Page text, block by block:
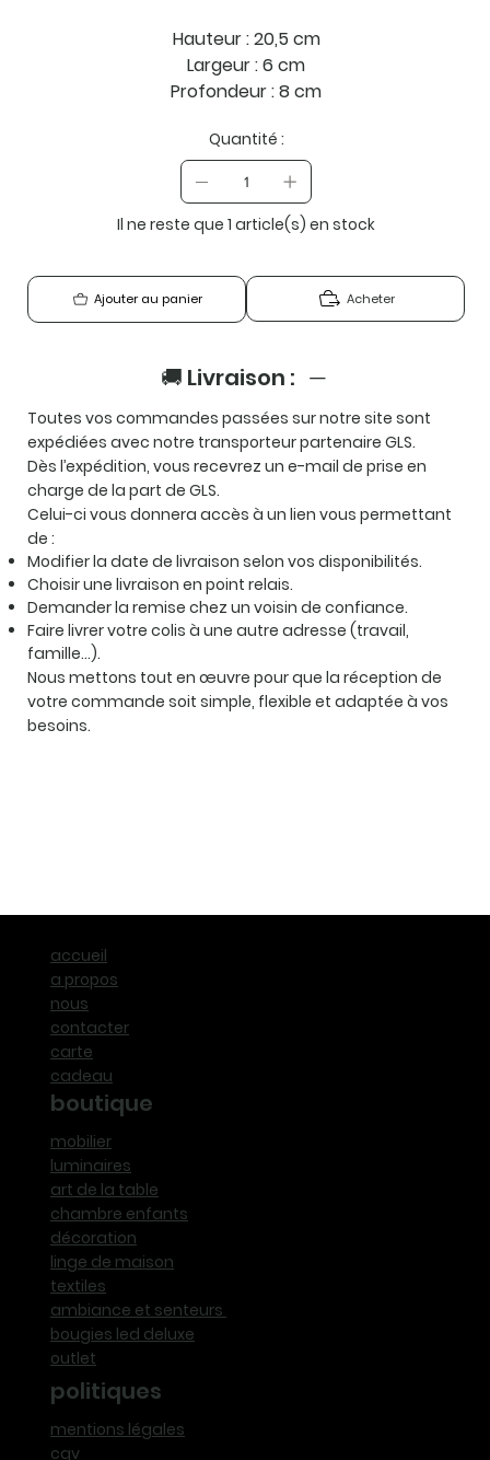
Hauteur : 20,5 cm
Largeur : 6 cm
Profondeur : 8 cm
Quantité :
Il ne reste que 1 article(s) en stock
Ajouter au panier Acheter
🚚 Livraison :
Toutes vos commandes passées sur notre site sont
expédiées avec notre transporteur partenaireGLS.
Dès l’expédition, vous recevrez un e-mail de prise en
charge de la part de GLS.
Celui-ci vous donnera accès à un lien vous permettant
de :
Modifier la date de livraison selon vos disponibilités.
Choisir une livraison en point relais.
Demander la remise chez un voisin de confiance.
Faire livrer votre colis à une autre adresse (travail,
famille…).
Nous mettons tout en œuvre pour que la réception de
votre commande soit simple, flexible et adaptée à vos
besoins.
accueil
a propos
nous
contacter
carte
cadeau
boutique
mobilier
luminaires
art de la table
chambre enfants
décoration
linge de maison
textiles
ambiance et senteurs
bougies led deluxe
outlet
politiques
mentions légales
cgv